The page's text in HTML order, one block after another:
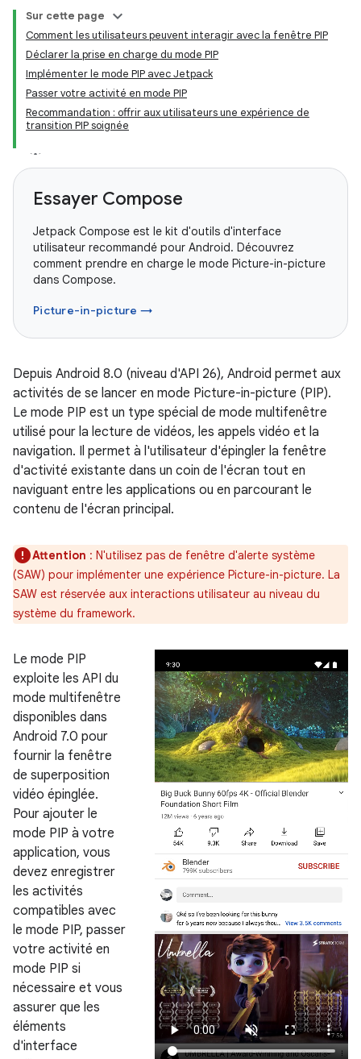
Sur cette page
Comment les utilisateurs peuvent interagir avec la fenêtre PIP
Déclarer la prise en charge du mode PIP
Implémenter le mode PIP avec Jetpack
Passer votre activité en mode PIP
Recommandation : offrir aux utilisateurs une expérience de
transition PIP soignée
Essayer Compose
Jetpack Compose est le kit d'outils d'interface
utilisateur recommandé pour Android. Découvrez
comment prendre en charge le mode Picture-in-picture
dans Compose.
Picture-in-picture →
Depuis Android 8.0 (niveau d'API 26), Android permet aux
activités de se lancer en mode Picture-in-picture (PIP).
Le mode PIP est un type spécial de mode multifenêtre
utilisé pour la lecture de vidéos, les appels vidéo et la
navigation. Il permet à l'utilisateur d'épingler la fenêtre
d'activité existante dans un coin de l'écran tout en
naviguant entre les applications ou en parcourant le
contenu de l'écran principal.
Attention : N'utilisez pas de fenêtre d'alerte système
(SAW) pour implémenter une expérience Picture-in-picture. La
SAW est réservée aux interactions utilisateur au niveau du
système du framework.
Le mode PIP
exploite les API du
mode multifenêtre
disponibles dans
Android 7.0 pour
fournir la fenêtre
de superposition
vidéo épinglée.
Pour ajouter le
mode PIP à votre
application, vous
devez enregistrer
les activités
compatibles avec
le mode PIP, passer
votre activité en
mode PIP si
nécessaire et vous
assurer que les
éléments
d'interface